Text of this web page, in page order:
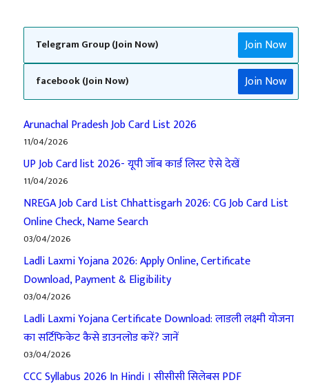
Telegram Group (Join Now) Join Now
facebook (Join Now) Join Now
Arunachal Pradesh Job Card List 2026
11/04/2026
UP Job Card list 2026- यूपी जॉब कार्ड लिस्ट ऐसे देखें
11/04/2026
NREGA Job Card List Chhattisgarh 2026: CG Job Card List
Online Check, Name Search
03/04/2026
Ladli Laxmi Yojana 2026: Apply Online, Certificate
Download, Payment & Eligibility
03/04/2026
Ladli Laxmi Yojana Certificate Download: लाडली लक्ष्मी योजना
का सर्टिफिकेट कैसे डाउनलोड करें? जानें
03/04/2026
CCC Syllabus 2026 In Hindi । सीसीसी सिलेबस PDF